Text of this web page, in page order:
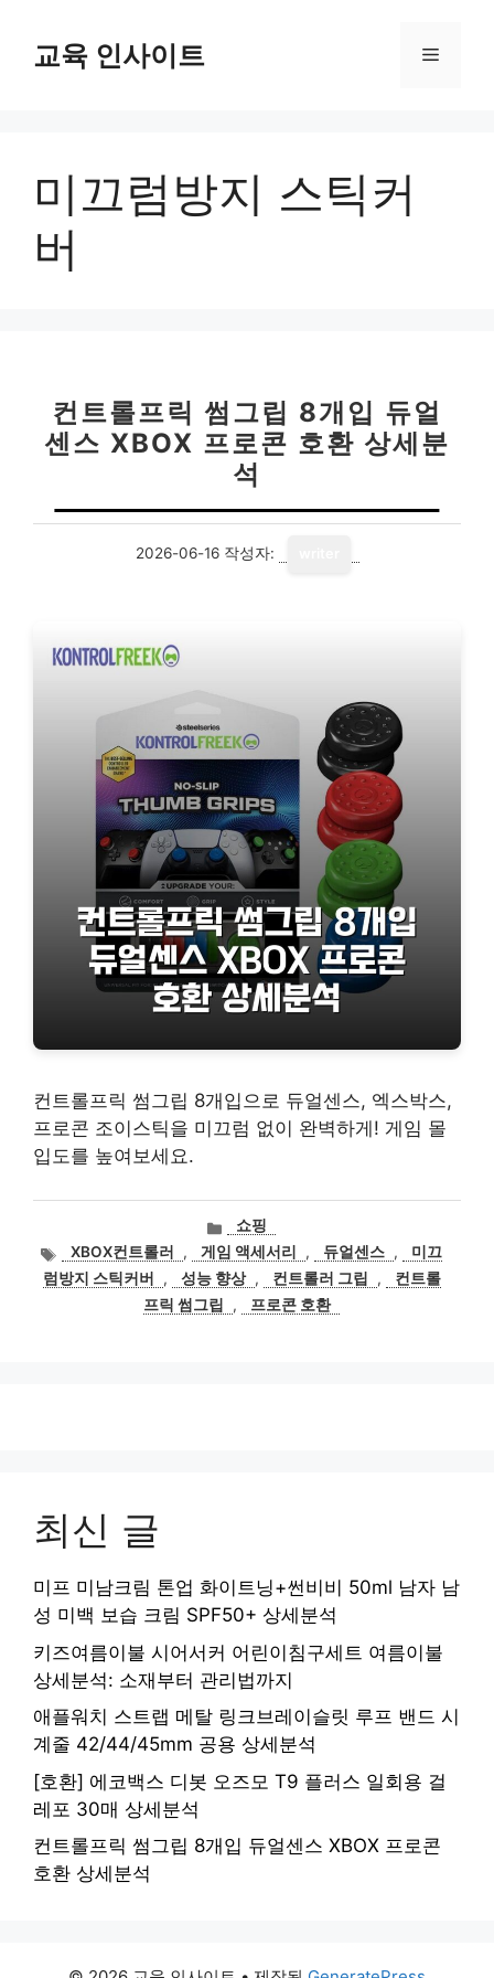
교육 인사이트 메
미끄럼방지 스틱커
버
컨트롤프릭 썸그립 8개입 듀얼
센스 XBOX 프로콘 호환 상세분
석
2026-06-16 작성자:
컨트롤프릭 썸그립 8개입으로 듀얼센스, 엑스박스,
프로콘 조이스틱을 미끄럼 없이 완벽하게! 게임 몰
입도를 높여보세요.
카
테
고
리
쇼핑
태
그
XBOX컨트롤러 , 게임 액세서리 , 듀얼센스 ,
미끄
럼방지 스틱커버
, 성능 향상 , 컨트롤러 그립 ,
컨트롤
프릭 썸그립
, 프로콘 호환
최신 글
미프 미남크림 톤업 화이트닝+썬비비 50ml 남자 남
성 미백 보습 크림 SPF50+ 상세분석
키즈여름이불 시어서커 어린이침구세트 여름이불
상세분석: 소재부터 관리법까지
애플워치 스트랩 메탈 링크브레이슬릿 루프 밴드 시
계줄 42/44/45mm 공용 상세분석
[호환] 에코백스 디봇 오즈모 T9 플러스 일회용 걸
레포 30매 상세분석
컨트롤프릭 썸그립 8개입 듀얼센스 XBOX 프로콘
호환 상세분석